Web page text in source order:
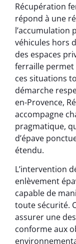
Récupération
répond à une
l’accumulation
véhicules hors
des espaces
ferraille permet
ces situations
démarche
en-Provence,
accompagne
pragmatique,
d’épave
étendu.
L’intervention
enlèvement
capable de
toute sécurité.
assurer une
conforme aux